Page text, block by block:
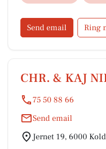
Send email Ring
CHR. & KAJ
75 50 88 66
Send email
Jernet 19, 6000